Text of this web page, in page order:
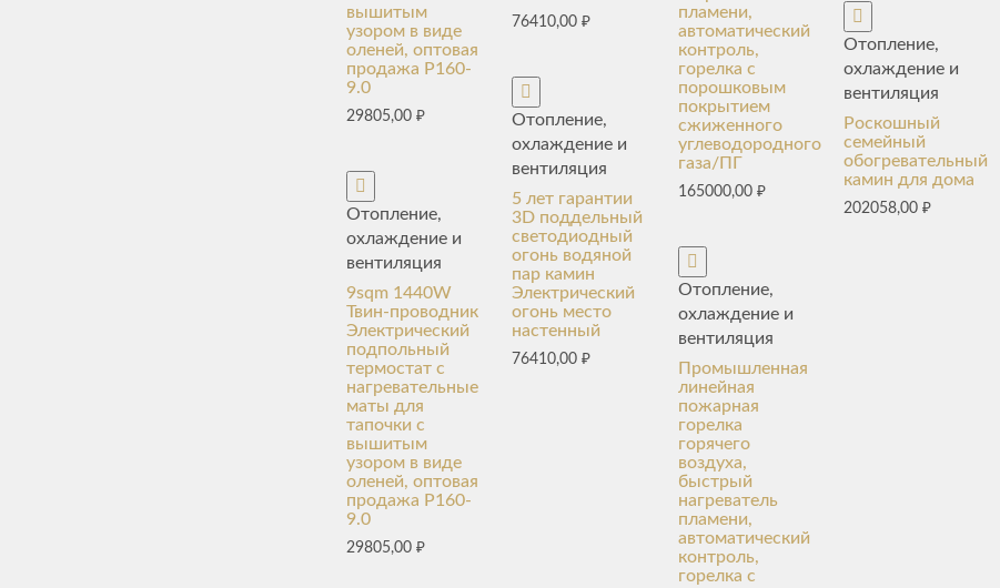
вышитым
узором в виде
оленей, оптовая
продажа P160-
9.0
29805,00 ₽
Отопление,
охлаждение и
вентиляция
9sqm 1440W
Твин-проводник
Электрический
подпольный
термостат с
нагревательные
маты для
тапочки с
вышитым
узором в виде
оленей, оптовая
продажа P160-
9.0
29805,00 ₽
76410,00₽
Отопление,
охлаждение и
вентиляция
5 лет гарантии
3D поддельный
светодиодный
огонь водяной
пар камин
Электрический
огонь место
настенный
76410,00₽
пламени,
автоматический
контроль,
горелка с
порошковым
покрытием
сжиженного
углеводородного
газа/ПГ
165000,00 ₽
Отопление,
охлаждение и
вентиляция
Промышленная
линейная
пожарная
горелка
горячего
воздуха,
быстрый
нагреватель
пламени,
автоматический
контроль,
горелка с
Отопление,
охлаждение и
вентиляция
Роскошный
семейный
обогревательный
камин для дома
202058,00₽